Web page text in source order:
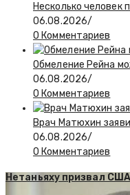
Несколько человек
06.08.2026/
0 Комментариев
Обмеление Рейна
06.08.2026/
0 Комментариев
Врач Матюхин
06.08.2026/
0 Комментариев
Нетаньяху призвал